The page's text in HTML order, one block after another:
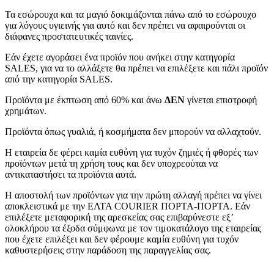
Τα εσώρουχα και τα μαγιό δοκιμάζονται πάνω από το εσώρουχο
για λόγους υγιεινής για αυτό και δεν πρέπει να αφαιρούνται οι
διάφανες προστατευτικές ταινίες.
Εάν έχετε αγοράσει ένα προϊόν που ανήκει στην κατηγορία
SALES, για να το αλλάξετε θα πρέπει να επιλέξετε και πάλι προϊόν
από την κατηγορία SALES.
Προϊόντα με έκπτωση από 60% και άνω ΔΕΝ γίνεται επιστροφή
χρημάτων.
Προϊόντα όπως γυαλιά, ή κοσμήματα δεν μπορούν να αλλαχτούν.
Η εταιρεία δε φέρει καμία ευθύνη για τυχόν ζημιές ή φθορές των
προϊόντων μετά τη χρήση τους και δεν υποχρεούται να
αντικαταστήσει τα προϊόντα αυτά.
Η αποστολή των προϊόντων για την πρώτη αλλαγή πρέπει να γίνει
αποκλειστικά με την ΕΛΤΑ COURIER ΠΟΡΤΑ-ΠΟΡΤΑ. Εάν
επιλέξετε μεταφορική της αρεσκείας σας επιβαρύνεστε εξ’
ολοκλήρου τα έξοδα σύμφωνα με τον τιμοκατάλογο της εταιρείας
που έχετε επιλέξει και δεν φέρουμε καμία ευθύνη για τυχόν
καθυστερήσεις στην παράδοση της παραγγελίας σας.